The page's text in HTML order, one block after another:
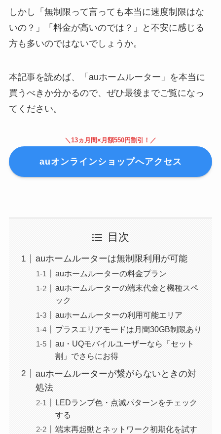
しかし「無制限って言っても本当に速度制限はな
いの？」「料金が高いのでは？」と不安に感じる
方も多いのではないでしょうか。
本記事を読めば、「auホームルーター」を本当に
買うべきか分かるので、ぜひ最後までご覧になっ
てください。
＼13ヵ月間×月額550円割引！／
auオンラインショップへアクセス
目次
auホームルーターは無制限利用が可能
auホームルーターの料金プラン
auホームルーターの端末代金と機種スペ
ック
auホームルーターの利用可能エリア
プラスエリアモードは月間30GB制限あり
au・UQモバイルユーザーなら「セット
割」でさらにお得
auホームルーターが繋がらないときの対
処法
LEDランプ色・点滅パターンをチェック
する
端末再起動とネットワーク初期化を試す